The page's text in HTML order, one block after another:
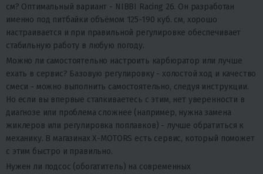
см? Оптимальный вариант - NIBBI Racing 26. Он разработан
именно под питбайки объёмом 125-190 куб. см, хорошо
настраивается и при правильной регулировке обеспечивает
стабильную работу в любую погоду.
Можно ли самостоятельно настроить карбюратор или лучше
ехать в сервис? Базовую регулировку - холостой ход и качество
смеси - можно выполнить самостоятельно, следуя инструкции.
Но если вы впервые сталкиваетесь с этим, нет уверенности в
диагнозе или проблема сложнее (например, нужна замена
жиклеров или регулировка поплавков) - лучше обратиться к
механику. В магазинах X-MOTORS есть сервис, который поможет
с этим быстро и правильно.
Нужен ли подсос (обогатитель) на современных